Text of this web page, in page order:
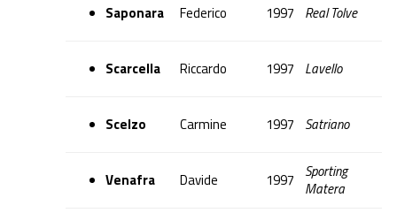
Saponara Federico 1997 Real Tolve
Scarcella Riccardo 1997 Lavello
Scelzo Carmine 1997 Satriano
Venafra Davide 1997
Sporting
Matera